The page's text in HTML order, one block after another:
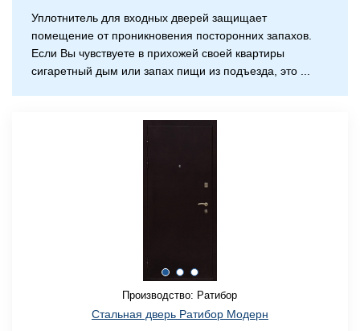
Уплотнитель для входных дверей защищает
помещение от проникновения посторонних запахов.
Если Вы чувствуете в прихожей своей квартиры
сигаретный дым или запах пищи из подъезда, это ...
Производство: Ратибор
Стальная дверь Ратибор Модерн